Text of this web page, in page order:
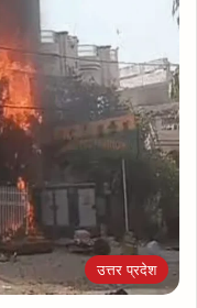
उत्तर प्रदेश